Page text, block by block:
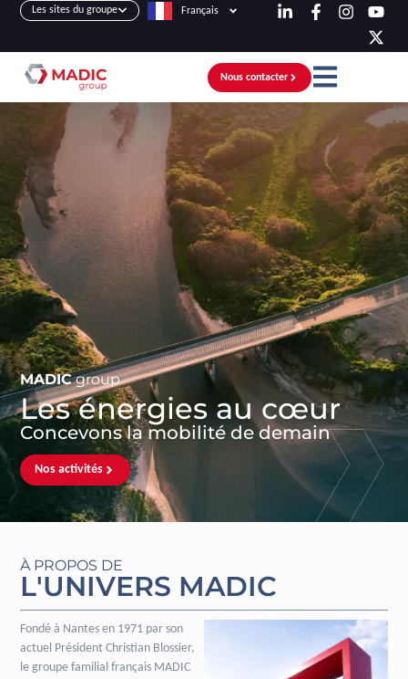
Les sites du groupe Français
Nous contacter
MADIC group
Les énergies au cœur
Concevons la mobilité de demain
Nos activités
À PROPOS DE
L'UNIVERS MADIC
Fondé à Nantes en 1971 par son
actuel Président Christian Blossier,
le groupe familial français MADIC